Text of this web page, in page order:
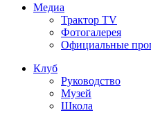
Медиа
Трактор TV
Фотогалерея
Официальные
Клуб
Руководство
Музей
Школа